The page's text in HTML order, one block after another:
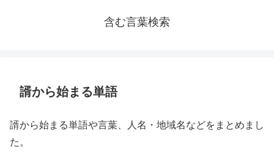
含む言葉検索
諝から始まる単語
諝から始まる単語や言葉、人名・地域名などをまとめまし
た。